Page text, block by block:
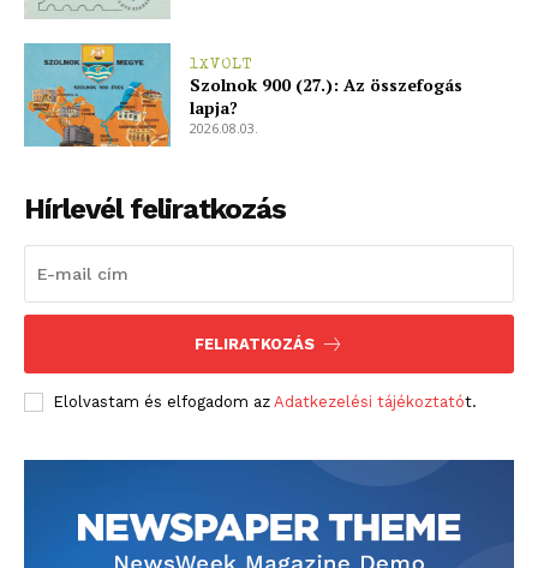
1XVOLT
Szolnok 900 (27.): Az összefogás
lapja?
2026.08.03.
Hírlevél feliratkozás
FELIRATKOZÁS
Elolvastam és elfogadom az Adatkezelési tájékoztatót.